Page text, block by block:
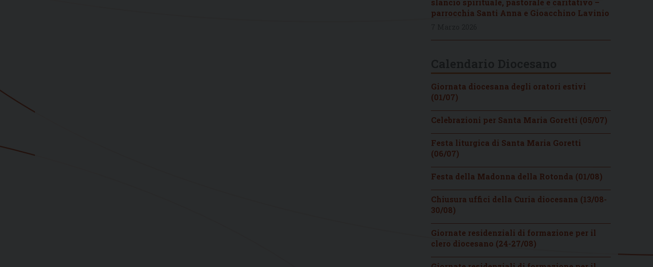
slancio spirituale, pastorale e caritativo –
parrocchia Santi Anna e Gioacchino Lavinio
Giornata diocesana degli oratori estivi
(01/07)
Celebrazioni per Santa Maria Goretti (05/07)
Festa liturgica di Santa Maria Goretti
(06/07)
Festa della Madonna della Rotonda (01/08)
Chiusura uffici della Curia diocesana (13/08-
30/08)
Giornate residenziali di formazione per il
clero diocesano (24-27/08)